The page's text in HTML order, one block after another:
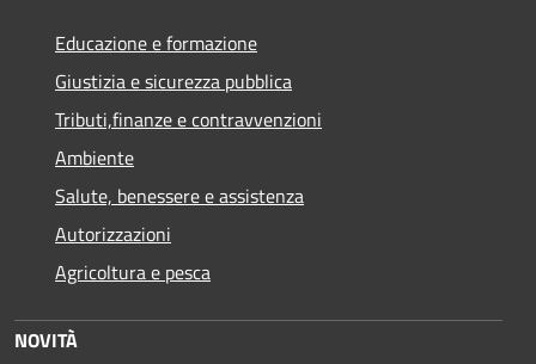
Educazione e formazione
Giustizia e sicurezza pubblica
Tributi,finanze e contravvenzioni
Ambiente
Salute, benessere e assistenza
Autorizzazioni
Agricoltura e pesca
NOVITÀ